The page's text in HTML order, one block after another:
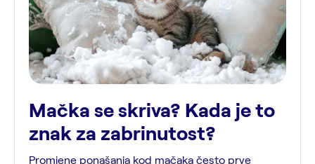
Mačka se skriva? Kada je to
znak za zabrinutost?
Promjene ponašanja kod mačaka često prve